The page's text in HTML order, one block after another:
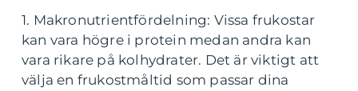
1. Makronutrientfördelning: Vissa frukostar
kan vara högre i protein medan andra kan
vara rikare på kolhydrater. Det är viktigt att
välja en frukostmåltid som passar dina